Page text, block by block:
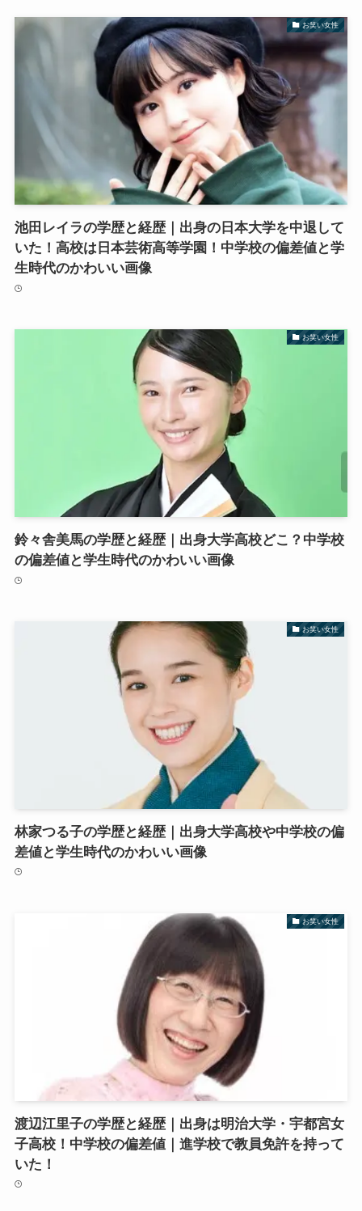
お笑い女性
池田レイラの学歴と経歴｜出身の日本大学を中退して
いた！高校は日本芸術高等学園！中学校の偏差値と学
生時代のかわいい画像
お笑い女性
鈴々舎美馬の学歴と経歴｜出身大学高校どこ？中学校
の偏差値と学生時代のかわいい画像
お笑い女性
林家つる子の学歴と経歴｜出身大学高校や中学校の偏
差値と学生時代のかわいい画像
お笑い女性
渡辺江里子の学歴と経歴｜出身は明治大学・宇都宮女
子高校！中学校の偏差値｜進学校で教員免許を持って
いた！